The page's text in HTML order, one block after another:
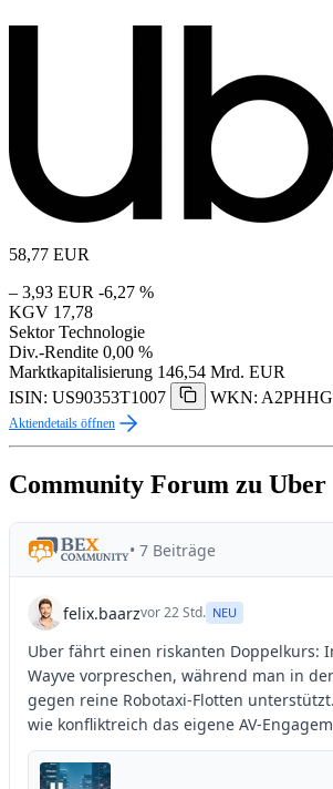
58,77 EUR
– 3,93 EUR -6,27 %
KGV 17,78
Sektor Technologie
Div.-Rendite 0,00 %
Marktkapitalisierung 146,54 Mrd. EUR
ISIN: US90353T1007
WKN: A2PHHG
Aktiendetails öffnen
Community Forum zu Uber